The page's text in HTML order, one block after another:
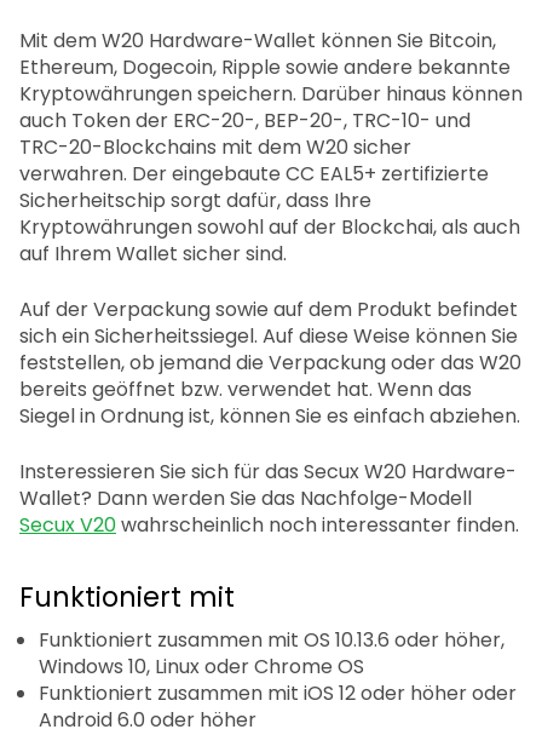
Mit dem W20 Hardware-Wallet können Sie Bitcoin,
Ethereum, Dogecoin, Ripple sowie andere bekannte
Kryptowährungen speichern. Darüber hinaus können
auch Token der ERC-20-, BEP-20-, TRC-10- und
TRC-20-Blockchains mit dem W20 sicher
verwahren. Der eingebaute CC EAL5+ zertifizierte
Sicherheitschip sorgt dafür, dass Ihre
Kryptowährungen sowohl auf der Blockchai, als auch
auf Ihrem Wallet sicher sind.
Auf der Verpackung sowie auf dem Produkt befindet
sich ein Sicherheitssiegel. Auf diese Weise können Sie
feststellen, ob jemand die Verpackung oder das W20
bereits geöffnet bzw. verwendet hat. Wenn das
Siegel in Ordnung ist, können Sie es einfach abziehen.
Insteressieren Sie sich für das Secux W20 Hardware-
Wallet? Dann werden Sie das Nachfolge-Modell
Secux V20wahrscheinlich noch interessanter finden.
Funktioniert mit
Funktioniert zusammen mit OS 10.13.6 oder höher,
Windows 10, Linux oder Chrome OS
Funktioniert zusammen mit iOS 12 oder höher oder
Android 6.0 oder höher